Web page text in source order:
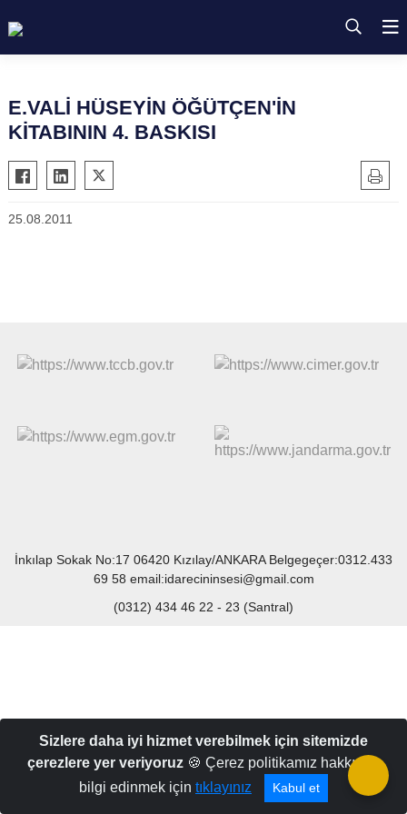
E.VALİ HÜSEYİN ÖĞÜTÇEN'İN
KİTABININ 4. BASKISI
25.08.2011
İnkılap Sokak No:17 06420 Kızılay/ANKARA Belgegeçer:0312.433
69 58 email:idarecininsesi@gmail.com
(0312) 434 46 22 - 23 (Santral)
Sizlere daha iyi hizmet verebilmek için sitemizde
çerezlere yer veriyoruz 🍪 Çerez politikamız hakkında
bilgi edinmek için tıklayınız Kabul et